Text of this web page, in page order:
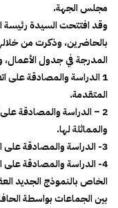
مجلس الجهة.
وقد افتتحت السيدة رئيسة
بالحاضرين، وذكرت من
المدرجة في جدول الأعمال،
1 الدراسة والمصادقة على
المتقدمة.
2 – الدراسة والمصادقة على
والمماثلة لها.
3- الدراسة والمصادقة على اتفاقية إطار للشراكة في مجال الماء.
4- الدراسة والمصادقة على
الخاص بالنموذج الجديد
بين الجماعات بواسطة